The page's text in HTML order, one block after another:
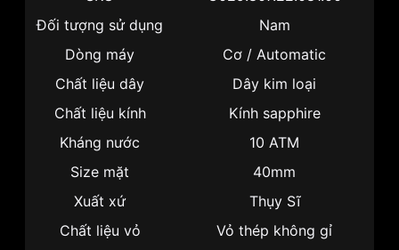
Đối tượng sử dụng
Nam
Dòng máy
Cơ / Automatic
Chất liệu dây
Dây kim loại
Chất liệu kính
Kính sapphire
Kháng nước
10 ATM
Size mặt
40mm
Xuất xứ
Thụy Sĩ
Chất liệu vỏ
Vỏ thép không gỉ